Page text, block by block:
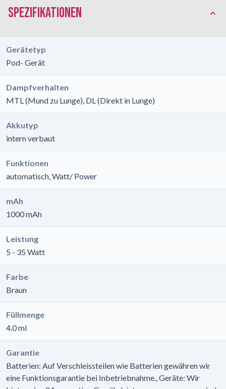
Spezifikationen
Gerätetyp
Pod- Gerät
Dampfverhalten
MTL (Mund zu Lunge), DL (Direkt in Lunge)
Akkutyp
intern verbaut
Funktionen
automatisch, Watt/ Power
mAh
1000 mAh
Leistung
5 - 35 Watt
Farbe
Braun
Füllmenge
4.0 ml
Garantie
Batterien: Auf Verschleissteilen wie Batterien gewähren wir
eine Funktionsgarantie bei Inbetriebnahme., Geräte: Wir